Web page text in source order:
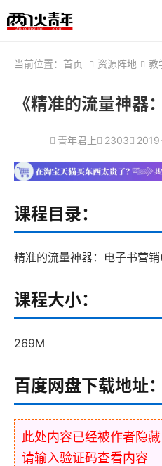
当前位置： 首页 资源阵地 教
《精准的流量神器
青年君上 2303
课程目录：
精准的流量神器：电子书营
课程大小：
269M
百度网盘下载地址：
此处内容已经被作者隐藏
请输入验证码查看内容